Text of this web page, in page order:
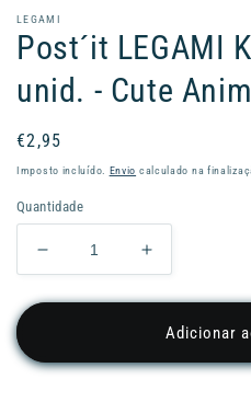
LEGAMI
Post´it LEGAMI
unid. - Cute
Preço
normal
€2,95
Imposto incluído. Envio calculado na
Quantidade
Diminuir
a
quantidade
´it
Aumentar
a
quantidade
´it
Adicionar